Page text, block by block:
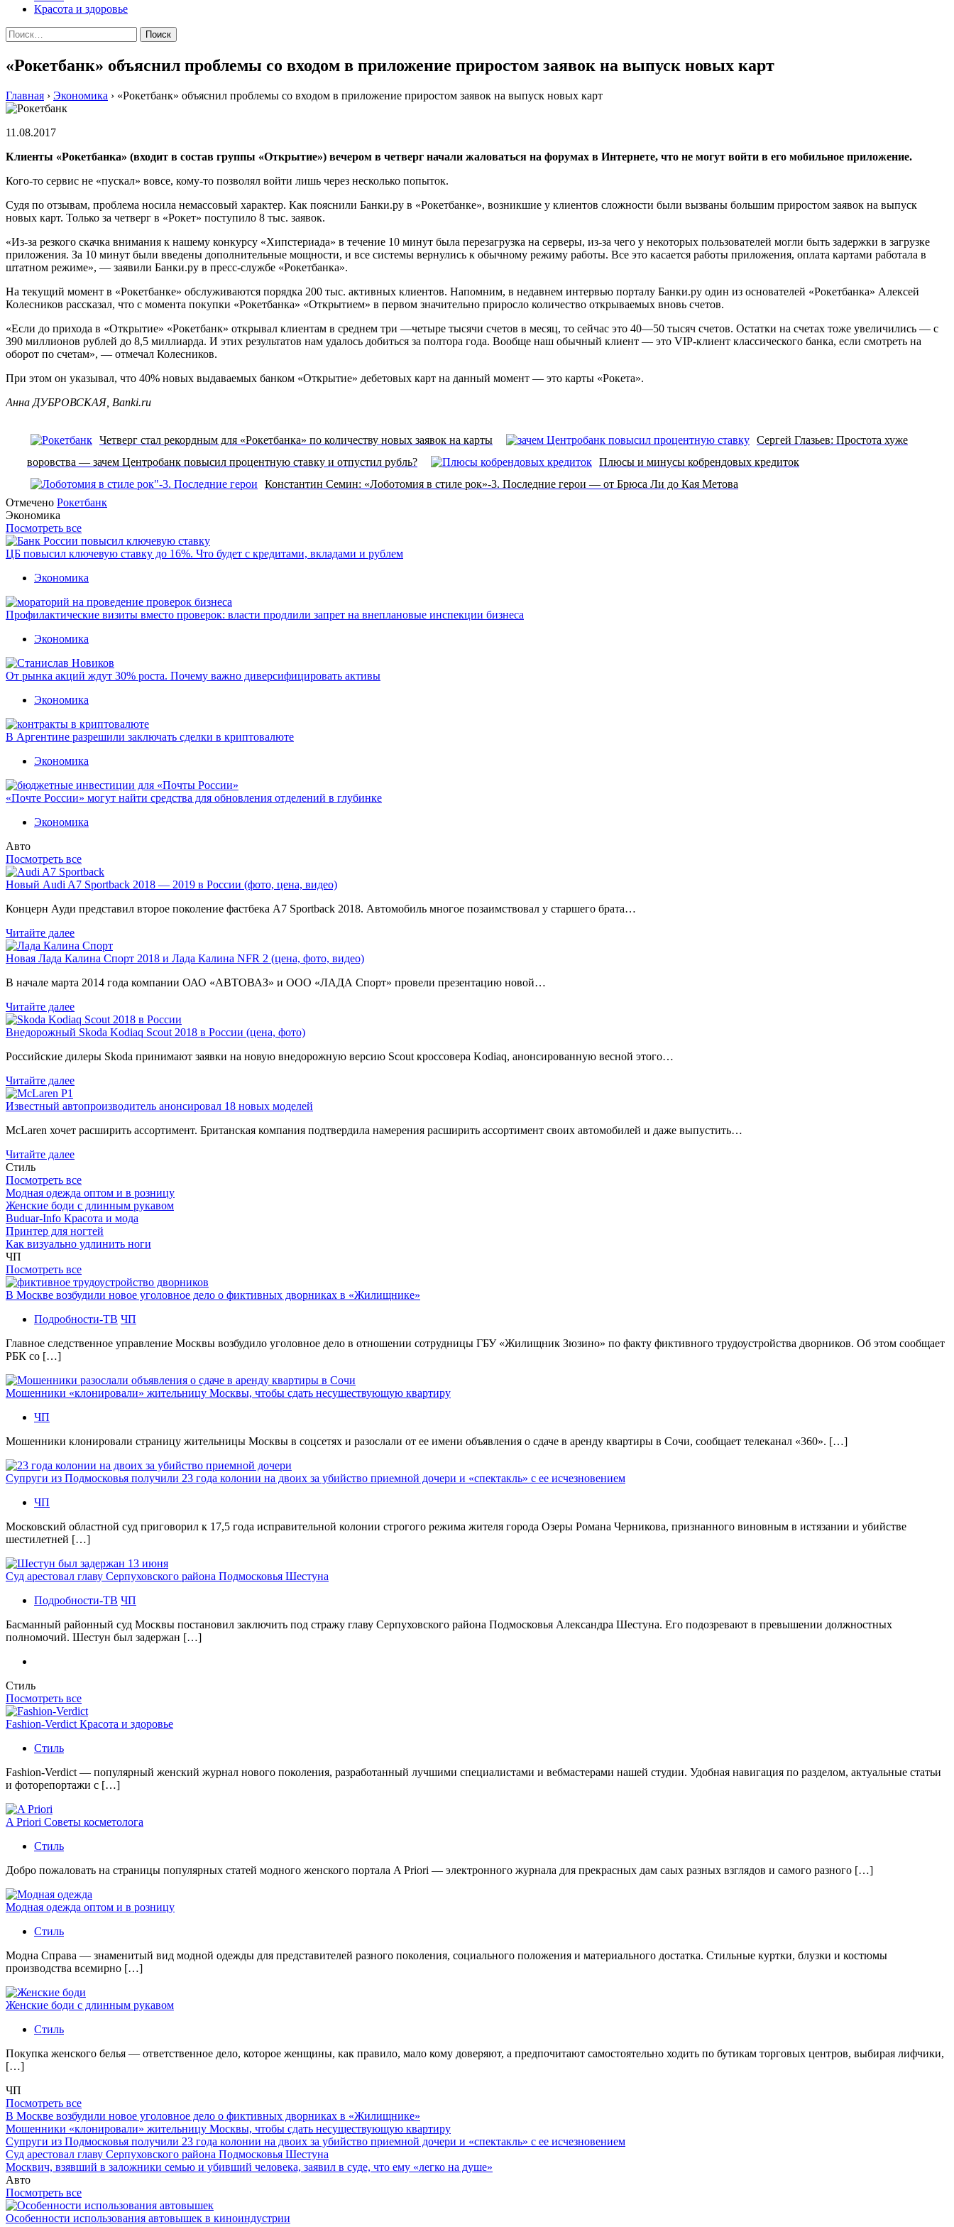
Красота и здоровье
Найти:
«Рокетбанк» объяснил проблемы со входом в приложение приростом заявок на выпуск новых карт
Главная › Экономика › «Рокетбанк» объяснил проблемы со входом в приложение приростом заявок на выпуск новых карт
11.08.2017
Клиенты «Рокетбанка» (входит в состав группы «Открытие») вечером в четверг начали жаловаться на форумах в Интернете, что не могут войти в его мобильное приложение.
Кого-то сервис не «пускал» вовсе, кому-то позволял войти лишь через несколько попыток.
Судя по отзывам, проблема носила немассовый характер. Как пояснили Банки.ру в «Рокетбанке», возникшие у клиентов сложности были вызваны большим приростом заявок на выпуск
новых карт. Только за четверг в «Рокет» поступило 8 тыс. заявок.
«Из-за резкого скачка внимания к нашему конкурсу «Хипстериада» в течение 10 минут была перезагрузка на серверы, из-за чего у некоторых пользователей могли быть задержки в загрузке
приложения. За 10 минут были введены дополнительные мощности, и все системы вернулись к обычному режиму работы. Все это касается работы приложения, оплата картами работала в
штатном режиме», — заявили Банки.ру в пресс-службе «Рокетбанка».
На текущий момент в «Рокетбанке» обслуживаются порядка 200 тыс. активных клиентов. Напомним, в недавнем интервью порталу Банки.ру один из основателей «Рокетбанка» Алексей
Колесников рассказал, что с момента покупки «Рокетбанка» «Открытием» в первом значительно приросло количество открываемых вновь счетов.
«Если до прихода в «Открытие» «Рокетбанк» открывал клиентам в среднем три —четыре тысячи счетов в месяц, то сейчас это 40—50 тысяч счетов. Остатки на счетах тоже увеличились — с
390 миллионов рублей до 8,5 миллиарда. И этих результатов нам удалось добиться за полтора года. Вообще наш обычный клиент — это VIP-клиент классического банка, если смотреть на
оборот по счетам», — отмечал Колесников.
При этом он указывал, что 40% новых выдаваемых банком «Открытие» дебетовых карт на данный момент — это карты «Рокета».
Анна ДУБРОВСКАЯ, Banki.ru
Четверг стал рекордным для «Рокетбанка» по количеству новых заявок на карты
Сергей Глазьев: Простота хуже
воровства — зачем Центробанк повысил процентную ставку и отпустил рубль?
Плюсы и минусы кобрендовых кредиток
Константин Семин: «Лоботомия в стиле рок»-3. Последние герои — от Брюса Ли до Кая Метова
Отмечено Рокетбанк
Экономика
Посмотреть все
ЦБ повысил ключевую ставку до 16%. Что будет с кредитами, вкладами и рублем
Экономика
Профилактические визиты вместо проверок: власти продлили запрет на внеплановые инспекции бизнеса
Экономика
От рынка акций ждут 30% роста. Почему важно диверсифицировать активы
Экономика
В Аргентине разрешили заключать сделки в криптовалюте
Экономика
«Почте России» могут найти средства для обновления отделений в глубинке
Экономика
Авто
Посмотреть все
Новый Audi A7 Sportback 2018 — 2019 в России (фото, цена, видео)
Концерн Ауди представил второе поколение фастбека A7 Sportback 2018. Автомобиль многое позаимствовал у старшего брата…
Читайте далее
Новая Лада Калина Спорт 2018 и Лада Калина NFR 2 (цена, фото, видео)
В начале марта 2014 года компании ОАО «АВТОВАЗ» и ООО «ЛАДА Спорт» провели презентацию новой…
Читайте далее
Внедорожный Skoda Kodiaq Scout 2018 в России (цена, фото)
Российские дилеры Skoda принимают заявки на новую внедорожную версию Scout кроссовера Kodiaq, анонсированную весной этого…
Читайте далее
Известный автопроизводитель анонсировал 18 новых моделей
McLaren хочет расширить ассортимент. Британская компания подтвердила намерения расширить ассортимент своих автомобилей и даже выпустить…
Читайте далее
Стиль
Посмотреть все
Модная одежда оптом и в розницу
Женские боди с длинным рукавом
Buduar-Info Красота и мода
Принтер для ногтей
Как визуально удлинить ноги
ЧП
Посмотреть все
В Москве возбудили новое уголовное дело о фиктивных дворниках в «Жилищнике»
Подробности-ТВ ЧП
Главное следственное управление Москвы возбудило уголовное дело в отношении сотрудницы ГБУ «Жилищник Зюзино» по факту фиктивного трудоустройства дворников. Об этом сообщает
РБК со […]
Мошенники «клонировали» жительницу Москвы, чтобы сдать несуществующую квартиру
ЧП
Мошенники клонировали страницу жительницы Москвы в соцсетях и разослали от ее имени объявления о сдаче в аренду квартиры в Сочи, сообщает телеканал «360». […]
Супруги из Подмосковья получили 23 года колонии на двоих за убийство приемной дочери и «спектакль» с ее исчезновением
ЧП
Московский областной суд приговорил к 17,5 года исправительной колонии строгого режима жителя города Озеры Романа Черникова, признанного виновным в истязании и убийстве
шестилетней […]
Суд арестовал главу Серпуховского района Подмосковья Шестуна
Подробности-ТВ ЧП
Басманный районный суд Москвы постановил заключить под стражу главу Серпуховского района Подмосковья Александра Шестуна. Его подозревают в превышении должностных
полномочий. Шестун был задержан […]
Стиль
Посмотреть все
Fashion-Verdict Красота и здоровье
Стиль
Fashion-Verdict — популярный женский журнал нового поколения, разработанный лучшими специалистами и вебмастерами нашей студии. Удобная навигация по разделом, актуальные статьи
и фоторепортажи с […]
A Priori Советы косметолога
Стиль
Добро пожаловать на страницы популярных статей модного женского портала A Priori — электронного журнала для прекрасных дам саых разных взглядов и самого разного […]
Модная одежда оптом и в розницу
Стиль
Модна Справа — знаменитый вид модной одежды для представителей разного поколения, социального положения и материального достатка. Стильные куртки, блузки и костюмы
производства всемирно […]
Женские боди с длинным рукавом
Стиль
Покупка женского белья — ответственное дело, которое женщины, как правило, мало кому доверяют, а предпочитают самостоятельно ходить по бутикам торговых центров, выбирая лифчики,
[…]
ЧП
Посмотреть все
В Москве возбудили новое уголовное дело о фиктивных дворниках в «Жилищнике»
Мошенники «клонировали» жительницу Москвы, чтобы сдать несуществующую квартиру
Супруги из Подмосковья получили 23 года колонии на двоих за убийство приемной дочери и «спектакль» с ее исчезновением
Суд арестовал главу Серпуховского района Подмосковья Шестуна
Москвич, взявший в заложники семью и убивший человека, заявил в суде, что ему «легко на душе»
Авто
Посмотреть все
Особенности использования автовышек в киноиндустрии